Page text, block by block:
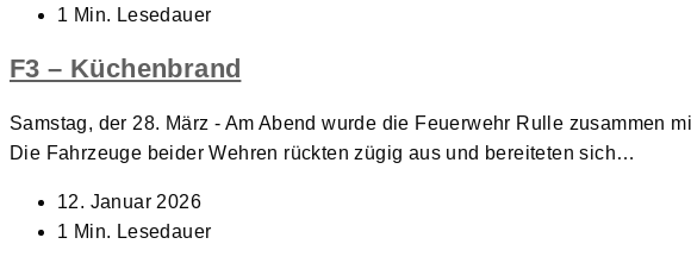
veröffentlicht:
Lesedauer:
1 Min. Lesedauer
F3 – Küchenbrand
Samstag, der 28. März - Am Abend wurde die Feuerwehr Rulle zusammen
Die Fahrzeuge beider Wehren rückten zügig aus und bereiteten sich…
Beitrag
veröffentlicht:
12. Januar 2026
Lesedauer:
1 Min. Lesedauer